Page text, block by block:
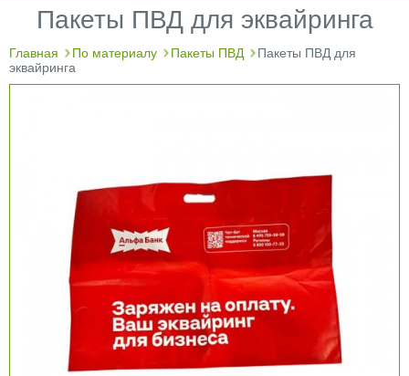
Пакеты ПВД для эквайринга
Главная По материалу Пакеты ПВД
Пакеты ПВД для
эквайринга